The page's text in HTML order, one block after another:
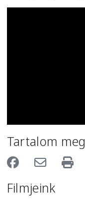
Filmjeink
Tartalom